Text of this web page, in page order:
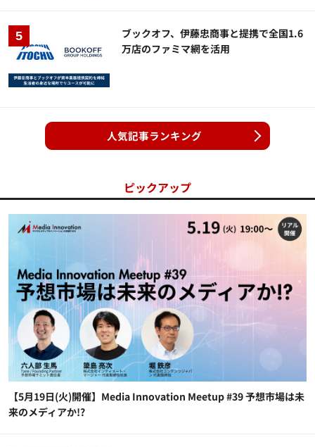
ブックオフ、伊藤忠商事と提携で全国1.6
万店のファミマ網を活用
人気記事ランキング
ピックアップ
【5月19日(火)開催】Media Innovation Meetup #39 予想市場は未
来のメディアか!?